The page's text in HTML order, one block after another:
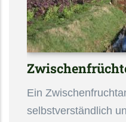
Ein
selbstverständlich